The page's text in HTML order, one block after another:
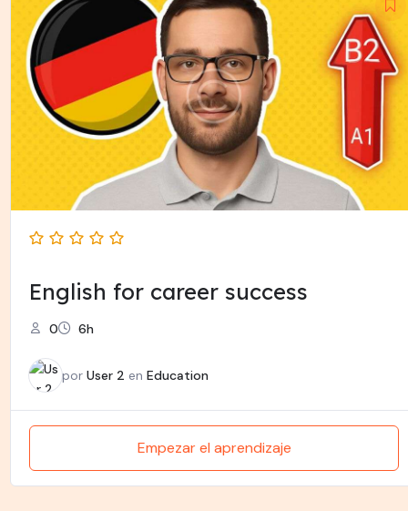
English for career success
0 6h
porUser 2 enEducation
Empezar el aprendizaje